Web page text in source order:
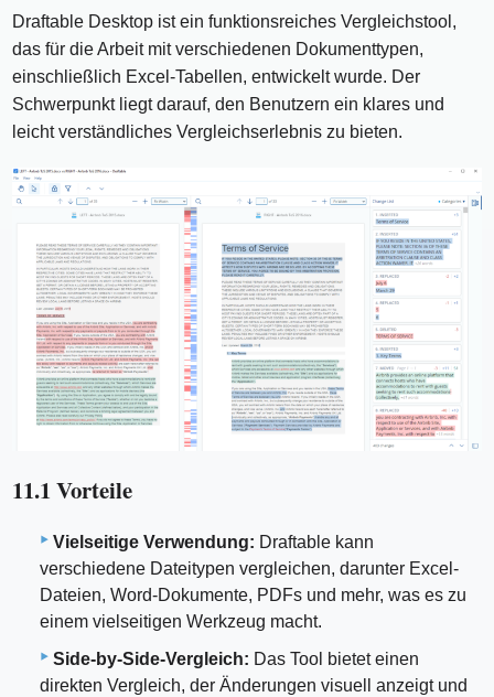
Draftable Desktop ist ein funktionsreiches Vergleichstool,
das für die Arbeit mit verschiedenen Dokumenttypen,
einschließlich Excel-Tabellen, entwickelt wurde. Der
Schwerpunkt liegt darauf, den Benutzern ein klares und
leicht verständliches Vergleichserlebnis zu bieten.
11.1 Vorteile
Vielseitige Verwendung: Draftable kann
verschiedene Dateitypen vergleichen, darunter Excel-
Dateien, Word-Dokumente, PDFs und mehr, was es zu
einem vielseitigen Werkzeug macht.
Side-by-Side-Vergleich: Das Tool bietet einen
direkten Vergleich, der Änderungen visuell anzeigt und